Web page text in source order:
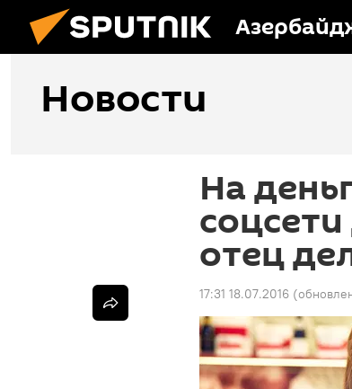
Новости
На
отец
17:31 18.07.2016